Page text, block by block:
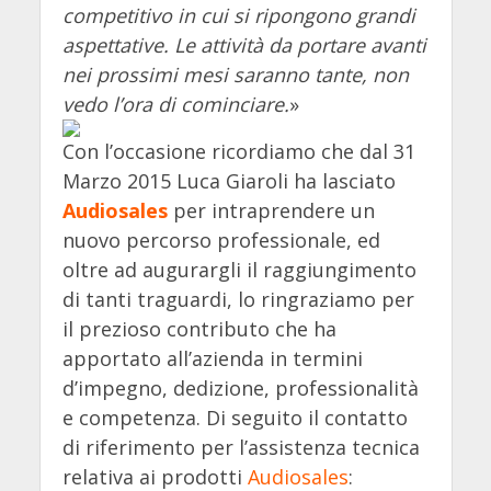
competitivo in cui si ripongono grandi
aspettative. Le attività da portare avanti
nei prossimi mesi saranno tante, non
vedo l’ora di cominciare.»
Con l’occasione ricordiamo che dal 31
Marzo 2015 Luca Giaroli ha lasciato
Audiosales per intraprendere un
nuovo percorso professionale, ed
oltre ad augurargli il raggiungimento
di tanti traguardi, lo ringraziamo per
il prezioso contributo che ha
apportato all’azienda in termini
d’impegno, dedizione, professionalità
e competenza. Di seguito il contatto
di riferimento per l’assistenza tecnica
relativa ai prodotti Audiosales: